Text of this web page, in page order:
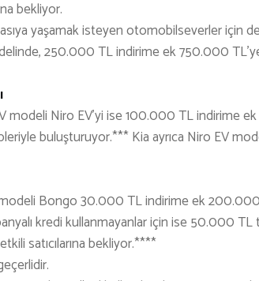
bekliyor.
yaşamak isteyen otomobilseverler için de
250.000 TL indirime ek 750.000 TL’ye
modeli Niro EV’yi ise 100.000 TL indirime
buluşturuyor.*** Kia ayrıca Niro EV
Bongo 30.000 TL indirime ek 200.000
kredi kullanmayanlar için ise 50.000
satıcılarına bekliyor.****